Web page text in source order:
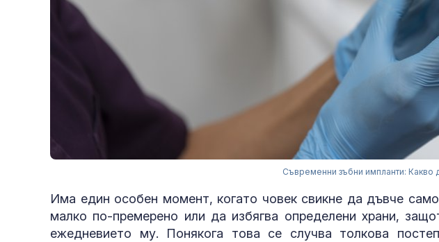
Съвременни зъбни импланти: Какво
Има един особен момент, когато човек свикне да дъвче
малко по-премерено или да избягва определени храни,
ежедневието му. Понякога това се случва толкова